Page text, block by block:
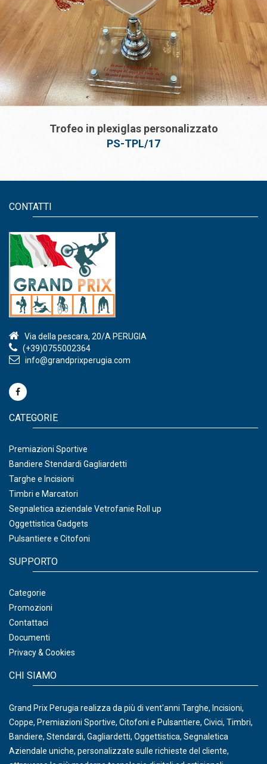
Trofeo in plexiglas personalizzato
PS-TPL/17
CONTATTI
Via della pescara, 20/A PERUGIA
(+39)0755002364
info@grandprixperugia.com
CATEGORIE
Premiazioni Sportive
Bandiere Stendardi Gagliardetti
Targhe e Incisioni
Timbri e Marcatori
Segnaletica aziendale Vetrofanie Roll up
Oggettistica Gadgets
Pulsantiere e Citofoni
SUPPORTO
Categorie
Promozioni
Contattaci
Documenti
Privacy & Cookies
CHI SIAMO
Grand Prix Perugia realizza da più di vent'anni Targhe, Incisioni,
Coppe, Premiazioni Sportive, Citofoni e Pulsantiere, Civici, Timbri,
Bandiere, Stendardi, Gagliardetti, Oggettistica, Segnaletica
Aziendale uniche, personalizzate sulle richieste del cliente,